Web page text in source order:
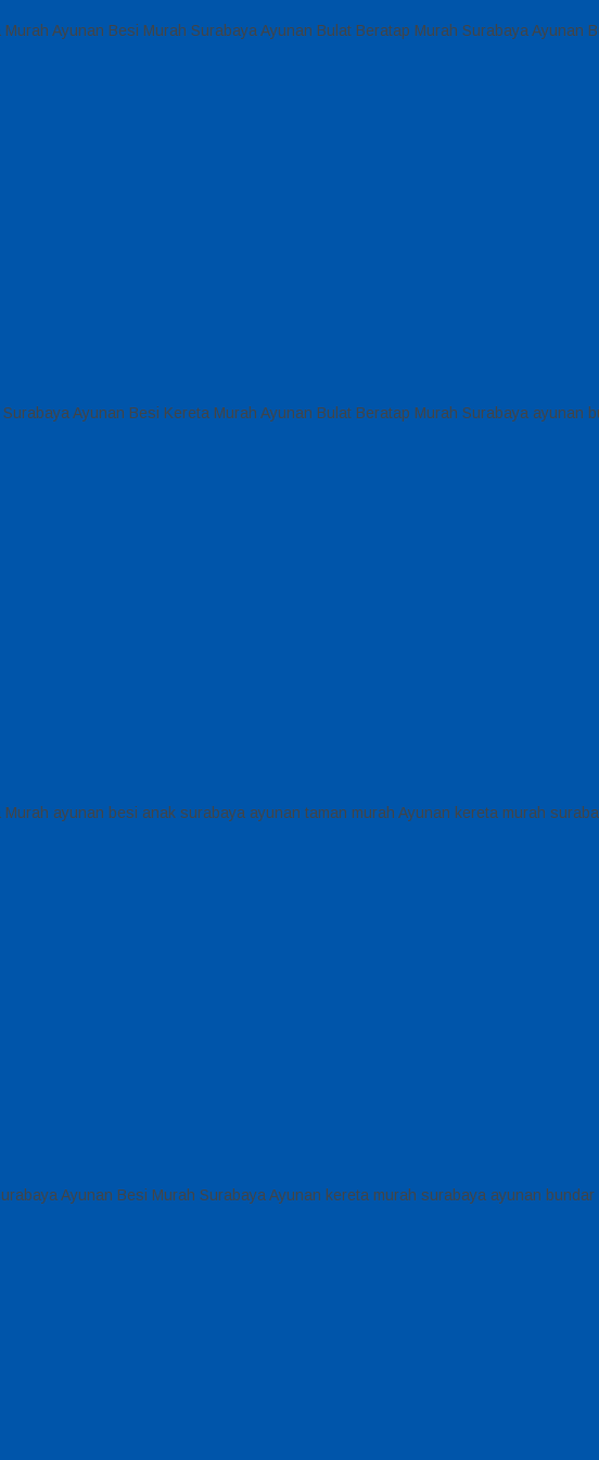
Ayunan Besi Murah Surabaya Ayunan Bulat Beratap Murah Surabaya Ayunan
Ayunan Besi Kereta Murah Ayunan Bulat Beratap Murah Surabaya ayunan
ayunan besi anak surabaya ayunan taman murah Ayunan kereta murah
Ayunan Besi Murah Surabaya Ayunan kereta murah surabaya ayunan